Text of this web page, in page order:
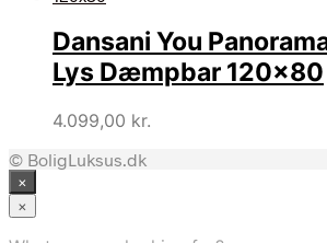
Dansani You
Lys Dæmpbar 120×80
4.099,00 kr.
© BoligLuksus.dk
×
×